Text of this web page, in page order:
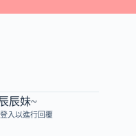
辰妹~
登入以進行回覆